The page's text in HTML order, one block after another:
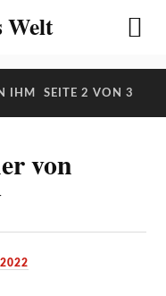
Welt
IHM SEITE 2 VON 3
von